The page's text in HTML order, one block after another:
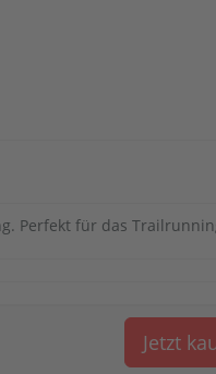
Perfekt für das
Jetzt